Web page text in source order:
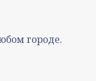
городе.